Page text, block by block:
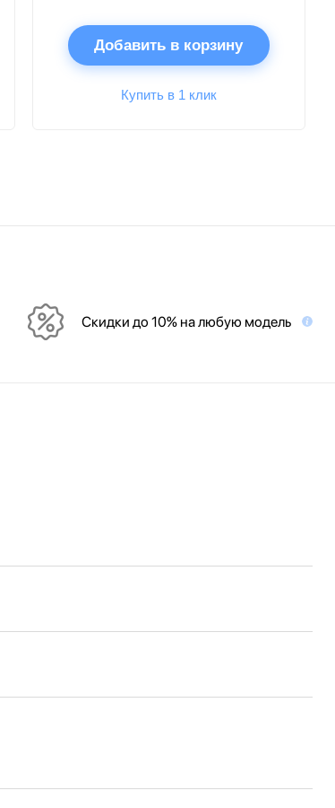
Добавить в корзину
Купить в 1 клик
Скидки до 10% на любую модель